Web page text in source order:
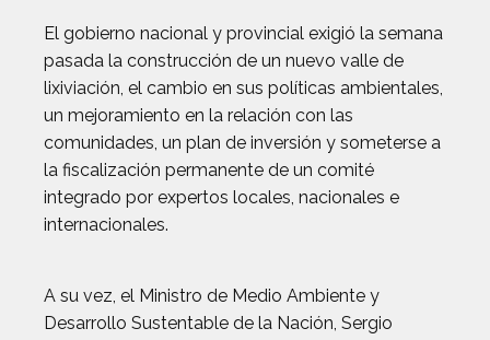
El gobierno nacional y provincial exigió la semana
pasada la construcción de un nuevo valle de
lixiviación, el cambio en sus políticas ambientales,
un mejoramiento en la relación con las
comunidades, un plan de inversión y someterse a
la fiscalización permanente de un comité
integrado por expertos locales, nacionales e
internacionales.
A su vez, el Ministro de Medio Ambiente y
Desarrollo Sustentable de la Nación, Sergio